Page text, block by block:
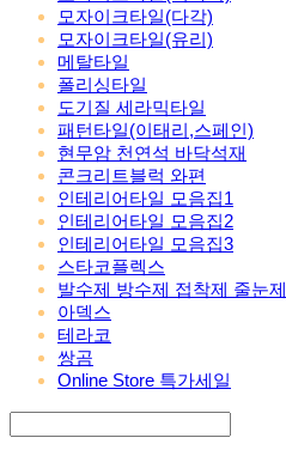
모자이크타일(다각)
모자이크타일(유리)
메탈타일
폴리싱타일
도기질 세라믹타일
패턴타일(이태리,스페인)
현무암 천연석 바닥석재
콘크리트블럭 와편
인테리어타일 모음집1
인테리어타일 모음집2
인테리어타일 모음집3
스타코플렉스
발수제 방수제 접착제 줄눈제
아덱스
테라코
쌍곰
Online Store 특가세일